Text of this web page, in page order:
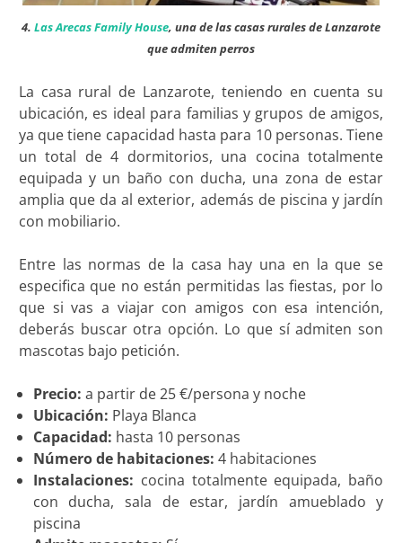
4. Las Arecas Family House, una de las casas rurales de Lanzarote
que admiten perros
La casa rural de Lanzarote, teniendo en cuenta su
ubicación, es ideal para familias y grupos de amigos,
ya que tiene capacidad hasta para 10 personas. Tiene
un total de 4 dormitorios, una cocina totalmente
equipada y un baño con ducha, una zona de estar
amplia que da al exterior, además de piscina y jardín
con mobiliario.
Entre las normas de la casa hay una en la que se
especifica que no están permitidas las fiestas, por lo
que si vas a viajar con amigos con esa intención,
deberás buscar otra opción. Lo que sí admiten son
mascotas bajo petición.
Precio: a partir de 25 €/persona y noche
Ubicación: Playa Blanca
Capacidad: hasta 10 personas
Número de habitaciones: 4 habitaciones
Instalaciones: cocina totalmente equipada, baño
con ducha, sala de estar, jardín amueblado y
piscina